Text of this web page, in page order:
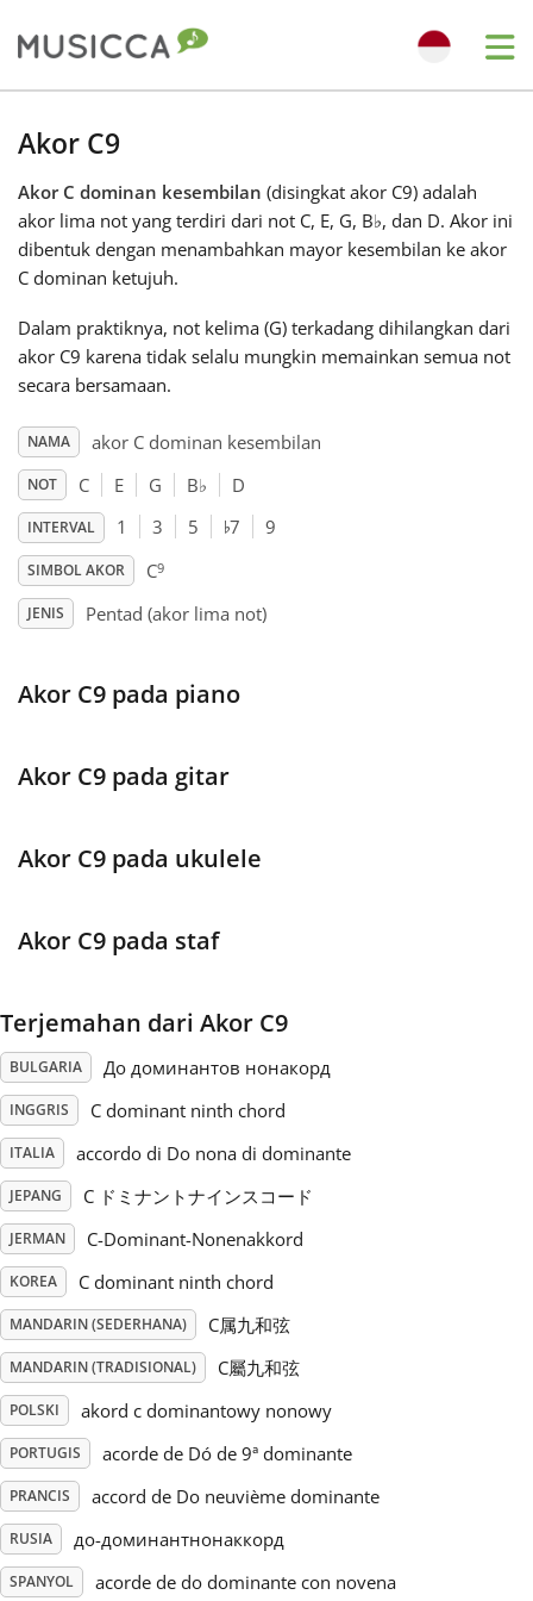
Български
Dansk
Deutsch
Français
Polski
Português
Русский
Svenska
Türkçe
Українська
简体中文
繁體中文
Akor C9
Akor C dominan kesembilan (disingkat akor C9) adalah
akor lima not yang terdiri dari not C, E, G, B♭, dan D. Akor ini
dibentuk dengan menambahkan mayor kesembilan ke akor
C dominan ketujuh.
Dalam praktiknya, not kelima (G) terkadang dihilangkan dari
akor C9 karena tidak selalu mungkin memainkan semua not
secara bersamaan.
NAMA akor C dominan kesembilan
NOT C E G B♭ D
INTERVAL 1 3 5 ♭7 9
SIMBOL AKOR C9
JENIS Pentad (akor lima not)
Akor C9 pada piano
Akor C9 pada gitar
Akor C9 pada ukulele
Akor C9 pada staf
Terjemahan dari Akor C9
BULGARIA До доминантов нонакорд
INGGRIS C dominant ninth chord
ITALIA accordo di Do nona di dominante
JEPANG C ドミナントナインスコード
JERMAN C-Dominant-Nonenakkord
KOREA C dominant ninth chord
MANDARIN (SEDERHANA) C属九和弦
MANDARIN (TRADISIONAL) C屬九和弦
POLSKI akord c dominantowy nonowy
PORTUGIS acorde de Dó de 9ª dominante
PRANCIS accord de Do neuvième dominante
RUSIA до-доминантнонаккорд
SPANYOL acorde de do dominante con novena